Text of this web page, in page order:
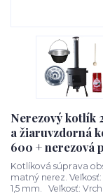
Nerezový kotlík
a žiaruvzdorná
600 + nerezová
Kotlíková súprava
matný nerez.
1,5 mm. Veľkosť: